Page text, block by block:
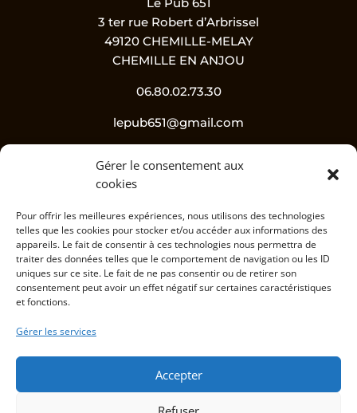
Gérer le consentement aux
cookies
Pour offrir les meilleures expériences, nous utilisons des technologies
telles que les cookies pour stocker et/ou accéder aux informations des
appareils. Le fait de consentir à ces technologies nous permettra de
traiter des données telles que le comportement de navigation ou les ID
uniques sur ce site. Le fait de ne pas consentir ou de retirer son
consentement peut avoir un effet négatif sur certaines caractéristiques
et fonctions.
Gérer les services
Accepter
3 ter rue Robert d’Arbrissel
49120 CHEMILLE-MELAY
CHEMILLE EN ANJOU
06.80.02.73.30
lepub651@gmail.com
Suivez-nous !
L’abus d’alcool est dangereux pour la santé, à
Informations